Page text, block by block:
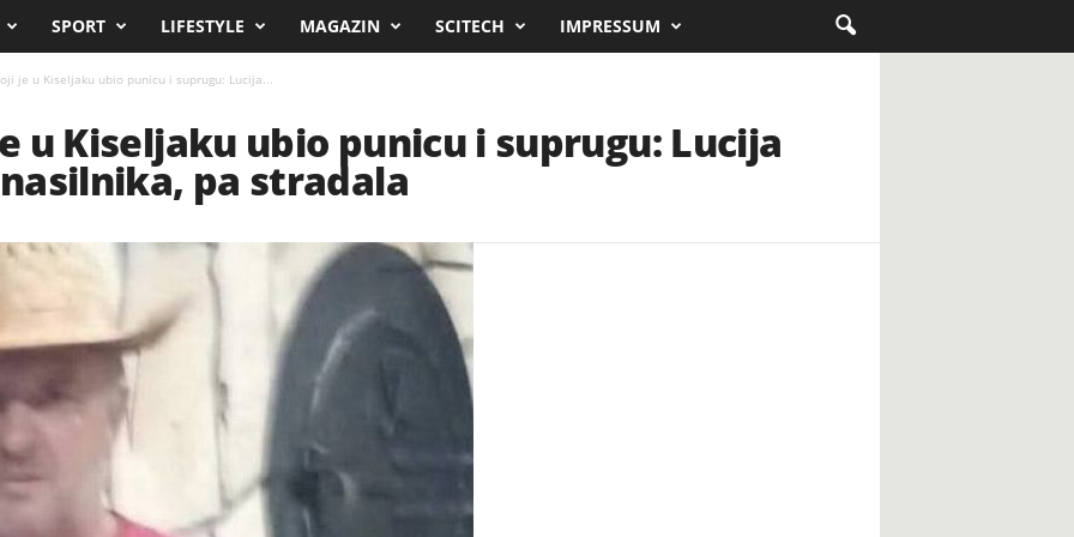
SPORT LIFESTYLE MAGAZIN SCITECH IMPRESSUM
je u Kiseljaku ubio punicu i suprugu: Lucija...
u Kiseljaku ubio punicu i suprugu: Lucija
pa stradala